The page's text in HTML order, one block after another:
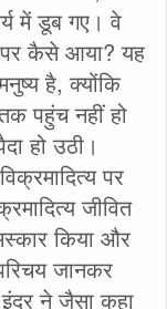
में डूब गए। वे
पर कैसे आया? यह
है, क्योंकि
पहुंच नहीं हो
हो उठी।
पर
जीवित
किया और
जानकर
ने जैसा कहा